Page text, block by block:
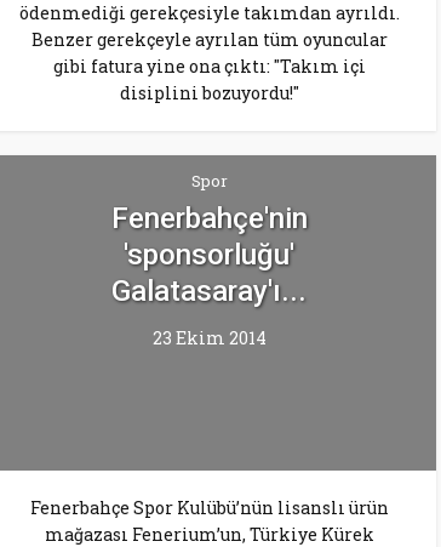
ödenmediği gerekçesiyle takımdan ayrıldı.
Benzer gerekçeyle ayrılan tüm oyuncular
gibi fatura yine ona çıktı: "Takım içi
disiplini bozuyordu!"
Spor
Fenerbahçe'nin
'sponsorluğu'
Galatasaray'ı...
23 Ekim 2014
Fenerbahçe Spor Kulübü’nün lisanslı ürün
mağazası Fenerium’un, Türkiye Kürek